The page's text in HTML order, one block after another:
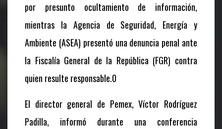
por presunto ocultamiento de información,
mientras la Agencia de Seguridad, Energía y
Ambiente (ASEA) presentó una denuncia penal ante
la Fiscalía General de la República (FGR) contra
quien resulte responsable.0
El director general de Pemex, Víctor Rodríguez
Padilla, informó durante una conferencia